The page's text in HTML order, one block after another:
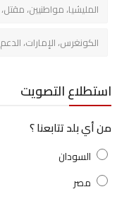
مواطنيين، مقتل، جنوب
الإمارات، الدعم
التصويت
بلد تتابعنا ؟
السودان
مصر